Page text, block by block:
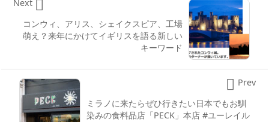
コンウィ、アリス、シェイクスピア、工場
萌え？来年にかけてイギリスを語る新しい
キーワード

Next
ミラノに来たらぜひ行きたい日本でもお馴
染みの食料品店「PECK」本店 #ユーレイル
 Prev